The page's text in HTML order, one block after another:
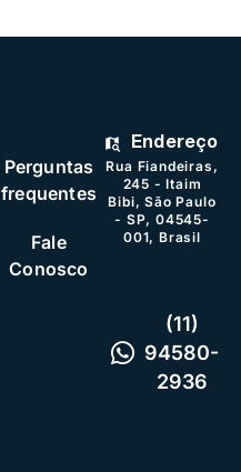
Perguntas
frequentes
Fale
Conosco
Endereço
Rua Fiandeiras,
245 - Itaim
Bibi, São Paulo
- SP, 04545-
001, Brasil
(11)
94580-
2936